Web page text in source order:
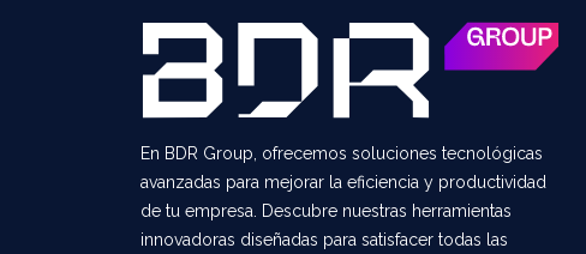
En BDR Group, ofrecemos soluciones tecnológicas
avanzadas para mejorar la eficiencia y productividad
de tu empresa. Descubre nuestras herramientas
innovadoras diseñadas para satisfacer todas las